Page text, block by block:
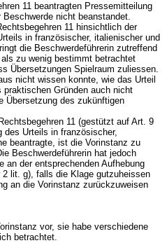
11 beantragten Pressemitteilung
nicht beanstandet.
11 hinsichtlich der
in französischer, italienischer und
die Beschwerdeführerin zutreffend
zu wenig bestimmt betrachtet
Übersetzungen Spielraum zuliessen.
nicht wissen konnte, wie das Urteil
praktischen Gründen auch nicht
Übersetzung des zukünftigen
11 (gestützt auf Art. 9
des Urteils in französischer,
beantragte, ist die Vorinstanz zu
Beschwerdeführerin hat jedoch
an der entsprechenden Aufhebung
lit. g), falls die Klage gutzuheissen
an die Vorinstanz zurückzuweisen
vor, sie habe verschiedene
betrachtet.